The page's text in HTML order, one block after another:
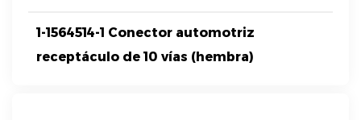
1-1564514-1 Conector automotriz
receptáculo de 10 vías (hembra)